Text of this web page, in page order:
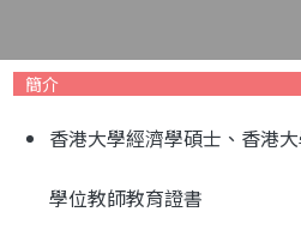
簡介
香港大學經濟學碩士、香港
學位教師教育證書